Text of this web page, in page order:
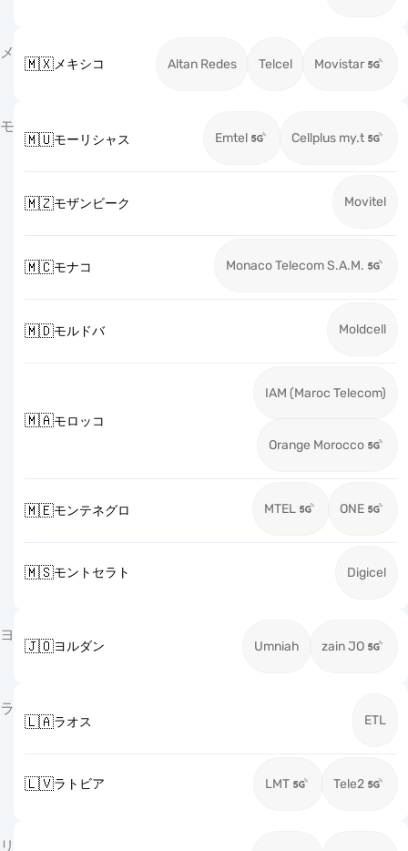
メ
🇲🇽メキシコ Altan Redes Telcel Movistar
モ
🇲🇺モーリシャス Emtel Cellplus my.t
🇲🇿モザンビーク Movitel
🇲🇨モナコ Monaco Telecom S.A.M.
🇲🇩モルドバ Moldcell
🇲🇦モロッコ
IAM (Maroc Telecom)
Orange Morocco
🇲🇪モンテネグロ MTEL ONE
🇲🇸モントセラト Digicel
ヨ
🇯🇴ヨルダン Umniah zain JO
ラ
🇱🇦ラオス ETL
🇱🇻ラトビア LMT Tele2
リ